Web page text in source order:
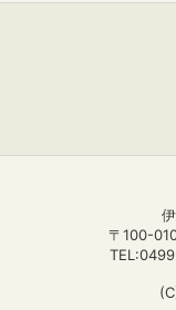
〒100-
TEL: